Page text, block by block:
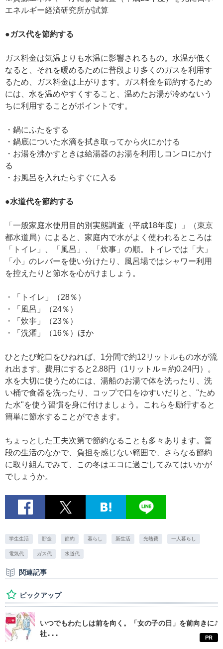
エネルギー経済研究所が試算
●ガス代を節約する
ガス料金は気温よりも水温に影響されるもの。水温が低く
なると、それを暖めるために普段より多くのガスを利用す
るため、ガス料金は上がります。ガス料金を節約するため
には、水を温めやすくすること、温めたお湯が冷めないう
ちに利用することがポイントです。
・鍋にふたをする
・鍋底についた水滴を拭き取ってから火にかける
・お湯を沸かすときは給湯器のお湯を利用しコンロにかけ
る
・お風呂を入れたらすぐに入る
●水道代を節約する
「一般家庭水使用目的別実態調査（平成18年度）」（東京
都水道局）によると、家庭内で水がよく使われるところは
「トイレ」、「風呂」、「炊事」の順。トイレでは「大」
「小」のレバーを使い分けたり、風呂場ではシャワー利用
を控えたりと節水を心がけましょう。
・「トイレ」（28％）
・「風呂」（24％）
・「炊事」（23％）
・「洗濯」（16％）ほか
ひとたび蛇口をひねれば、1分間で約12リットルもの水が流
れ出ます。費用にすると2.88円（1リットル＝約0.24円）。
水を大切に使うためには、湯船のお湯で体を洗ったり、洗
い桶で食器を洗ったり、コップで口をゆすいだりと、"ため
た水"を使う習慣を身に付けましょう。これらを励行すると
簡単に節水することができます。
ちょっとした工夫次第で節約なることも多々あります。普
段の生活のなかで、負担を感じない範囲で、さらなる節約
に取り組んでみて、この冬はエコに過ごしてみてはいかが
でしょうか。
学生生活 貯金 節約 暮らし 新生活 光熱費 一人暮らし
電気代 ガス代 水道代
関連記事
ピックアップ
いつでもわたしは前を向く。「女の子の日」を前向きに♪
社...
PR